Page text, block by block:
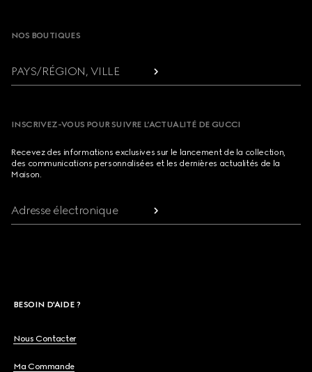
NOS BOUTIQUES
PAYS/RÉGION, VILLE
INSCRIVEZ-VOUS POUR SUIVRE L’ACTUALITÉ DE GUCCI
Recevez des informations exclusives sur le lancement de la collection,
des communications personnalisées et les dernières actualités de la
Maison.
Adresse électronique
BESOIN D'AIDE ?
Nous Contacter
Ma Commande